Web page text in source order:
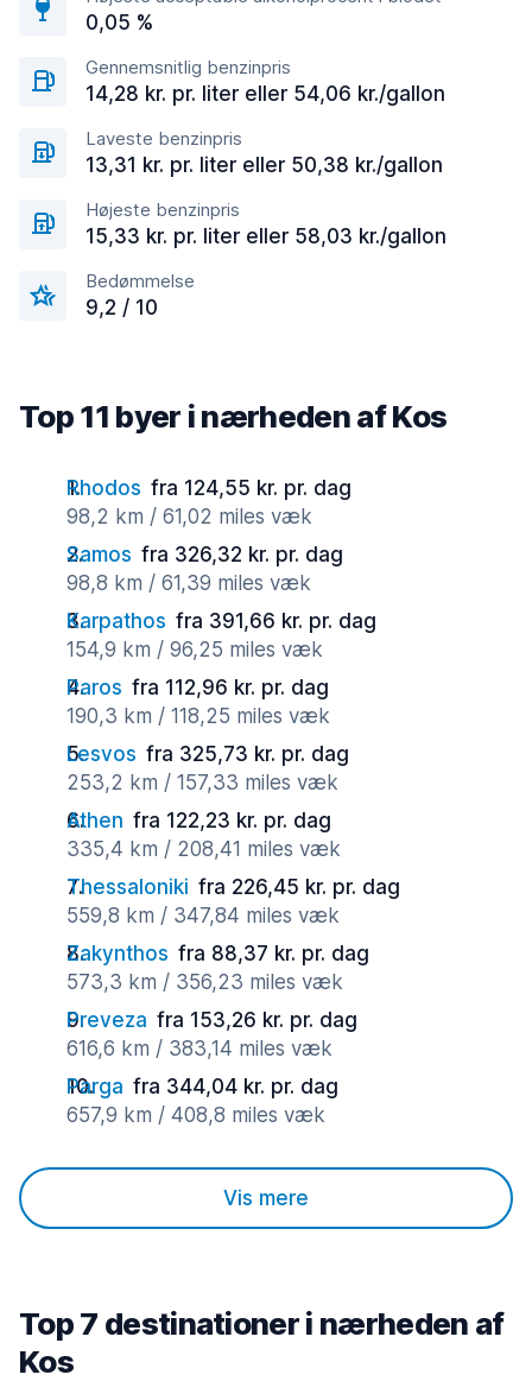
0,05 %
Gennemsnitlig benzinpris
14,28 kr. pr. liter eller 54,06 kr./gallon
Laveste benzinpris
13,31 kr. pr. liter eller 50,38 kr./gallon
Højeste benzinpris
15,33 kr. pr. liter eller 58,03 kr./gallon
Bedømmelse
9,2 / 10
Top 11 byer i nærheden af Kos
Rhodos fra 124,55 kr. pr. dag
98,2 km / 61,02 miles væk
Samos fra 326,32 kr. pr. dag
98,8 km / 61,39 miles væk
Karpathos fra 391,66 kr. pr. dag
154,9 km / 96,25 miles væk
Paros fra 112,96 kr. pr. dag
190,3 km / 118,25 miles væk
Lesvos fra 325,73 kr. pr. dag
253,2 km / 157,33 miles væk
Athen fra 122,23 kr. pr. dag
335,4 km / 208,41 miles væk
Thessaloniki fra 226,45 kr. pr. dag
559,8 km / 347,84 miles væk
Zakynthos fra 88,37 kr. pr. dag
573,3 km / 356,23 miles væk
Preveza fra 153,26 kr. pr. dag
616,6 km / 383,14 miles væk
Parga fra 344,04 kr. pr. dag
657,9 km / 408,8 miles væk
Vis mere
Top 7 destinationer i nærheden af
Kos